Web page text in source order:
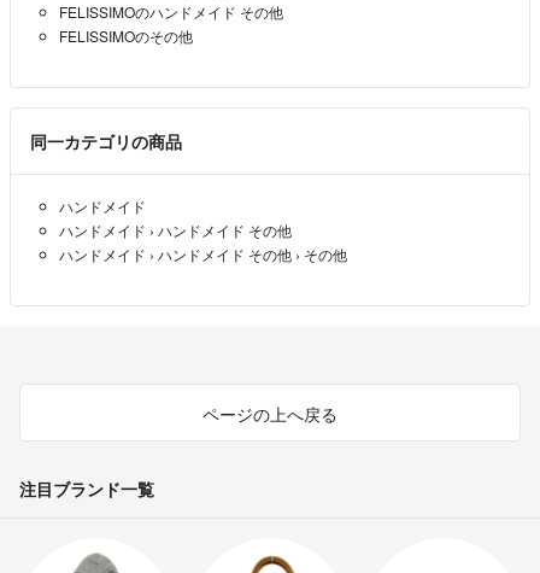
FELISSIMOのハンドメイド その他
FELISSIMOのその他
同一カテゴリの商品
ハンドメイド
ハンドメイド › ハンドメイド その他
ハンドメイド › ハンドメイド その他 › その他
ページの上へ戻る
注目ブランド一覧